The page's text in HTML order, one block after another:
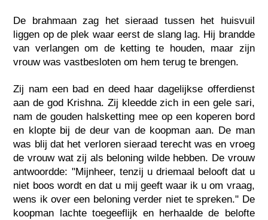
De brahmaan zag het sieraad tussen het huisvuil
liggen op de plek waar eerst de slang lag. Hij brandde
van verlangen om de ketting te houden, maar zijn
vrouw was vastbesloten om hem terug te brengen.
Zij nam een bad en deed haar dagelijkse offerdienst
aan de god Krishna. Zij kleedde zich in een gele sari,
nam de gouden halsketting mee op een koperen bord
en klopte bij de deur van de koopman aan. De man
was blij dat het verloren sieraad terecht was en vroeg
de vrouw wat zij als beloning wilde hebben. De vrouw
antwoordde: "Mijnheer, tenzij u driemaal belooft dat u
niet boos wordt en dat u mij geeft waar ik u om vraag,
wens ik over een beloning verder niet te spreken." De
koopman lachte toegeeflijk en herhaalde de belofte